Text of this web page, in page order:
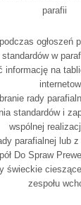
parafii
ogłoszeń
w
informację na
rady
standardów i
wspólnej
parafialnej lub
Do Spraw
świeckie
zespołu